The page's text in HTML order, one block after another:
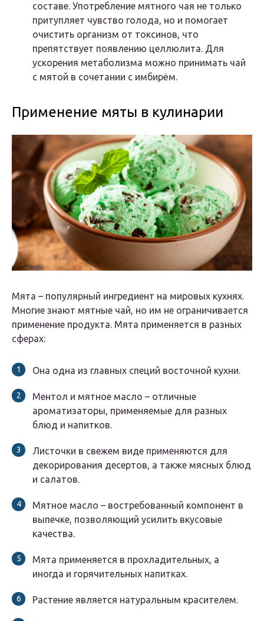
составе. Употребление мятного чая не только
притупляет чувство голода, но и помогает
очистить организм от токсинов, что
препятствует появлению целлюлита. Для
ускорения метаболизма можно принимать чай
с мятой в сочетании с имбирём.
Применение мяты в кулинарии
Мята – популярный ингредиент на мировых кухнях.
Многие знают мятные чай, но им не ограничивается
применение продукта. Мята применяется в разных
сферах:
Она одна из главных специй восточной кухни.
Ментол и мятное масло – отличные
ароматизаторы, применяемые для разных
блюд и напитков.
Листочки в свежем виде применяются для
декорирования десертов, а также мясных блюд
и салатов.
Мятное масло – востребованный компонент в
выпечке, позволяющий усилить вкусовые
качества.
Мята применяется в прохладительных, а
иногда и горячительных напитках.
Растение является натуральным красителем.